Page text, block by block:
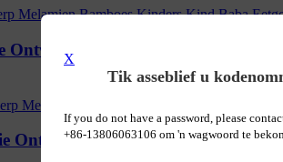
X
Tik asseblief u
If you do not have a password, please
+86-13806063106 om 'n wagwoord te
Ontwerp Melamien Bamboes
Ontwerp Melamien Bamboes